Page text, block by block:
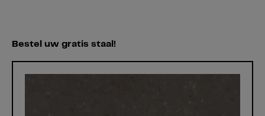
Bestel uw gratis staal!